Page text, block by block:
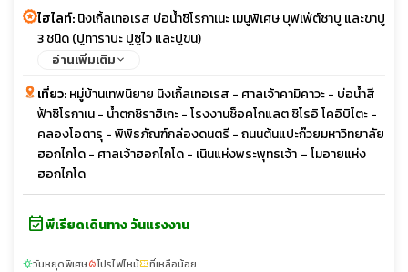
ไฮไลท์:นิงเกิ้ลเทอเรส บ่อน้ำชิโรกาเนะ เมนูพิเศษ บุฟเฟ่ต์ชาบู และขาปู
3 ชนิด (ปูทาราบะ ปูซูไว และปูขน)
อ่านเพิ่มเติม
เที่ยว:หมู่บ้านเทพนิยาย นิงเกิ้ลเทอเรส - ศาลเจ้าคามิคาวะ - บ่อน้ำสี
ฟ้าชิโรกาเน - น้ำตกชิราฮิเกะ - โรงงานช็อคโกแลต ชิโรอิ โคอิบิโตะ -
คลองโอตารุ - พิพิธภัณฑ์กล่องดนตรี - ถนนต้นแปะก๊วยมหาวิทยาลัย
ฮอกไกโด - ศาลเจ้าฮอกไกโด - เนินแห่งพระพุทธเจ้า – โมอายแห่ง
ฮอกไกโด
event_availableพีเรียดเดินทาง วันแรงงาน
sunnyวันหยุดพิเศษlocal_fire_departmentโปรไฟไหม้confirmation_numberที่เหลือน้อย